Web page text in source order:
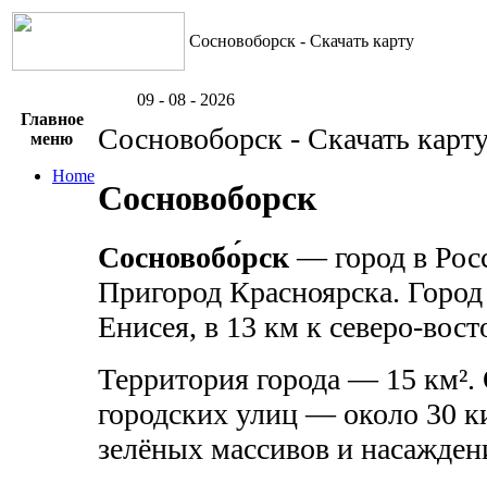
Сосновоборск - Скачать карту
09 - 08 - 2026
Главное
меню
Home
Сосновоборск - Скачать
Сосновоборск
Сосновобо́рск — город в
Пригород Красноярска.
Енисея, в 13 км к северо-
Территория города — 15
городских улиц — около 30
зелёных массивов и